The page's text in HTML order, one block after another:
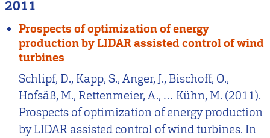
2011
Prospects of optimization of energy
production by LIDAR assisted control of wind
turbines
Schlipf, D., Kapp, S., Anger, J., Bischoff, O.,
Hofsäß, M., Rettenmeier, A., … Kühn, M. (2011).
Prospects of optimization of energy production
by LIDAR assisted control of wind turbines. In